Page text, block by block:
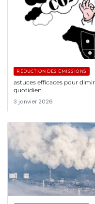
RÉDUCTION DES ÉMISSIONS
astuces efficaces pour
quotidien
3 janvier 2026